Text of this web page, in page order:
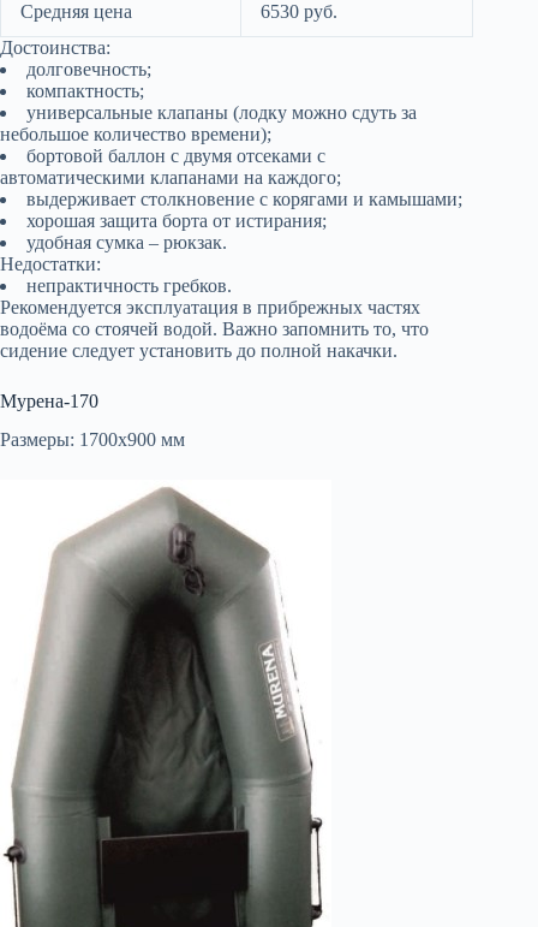
Средняя цена
6530 руб.
Достоинства:
долговечность;
компактность;
универсальные клапаны (лодку можно сдуть за
небольшое количество времени);
бортовой баллон с двумя отсеками с
автоматическими клапанами на каждого;
выдерживает столкновение с корягами и камышами;
хорошая защита борта от истирания;
удобная сумка – рюкзак.
Недостатки:
непрактичность гребков.
Рекомендуется эксплуатация в прибрежных частях
водоёма со стоячей водой. Важно запомнить то, что
сидение следует установить до полной накачки.
Мурена-170
Размеры: 1700х900 мм